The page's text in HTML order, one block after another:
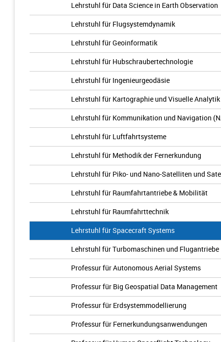
Lehrstuhl für Data Science in Earth Observation
Lehrstuhl für Flugsystemdynamik
Lehrstuhl für Geoinformatik
Lehrstuhl für Hubschraubertechnologie
Lehrstuhl für Ingenieurgeodäsie
Lehrstuhl für Kartographie und Visuelle Analytik
Lehrstuhl für Kommunikation und Navigation
Lehrstuhl für Luftfahrtsysteme
Lehrstuhl für Methodik der Fernerkundung
Lehrstuhl für Piko- und Nano-Satelliten und
Lehrstuhl für Raumfahrtantriebe & Mobilität
Lehrstuhl für Raumfahrttechnik
Lehrstuhl für Spacecraft Systems
Lehrstuhl für Turbomaschinen und Flugantriebe
Professur für Autonomous Aerial Systems
Professur für Big Geospatial Data Management
Professur für Erdsystemmodellierung
Professur für Fernerkundungsanwendungen